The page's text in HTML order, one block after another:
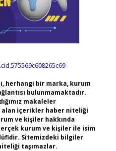
herhangi bir marka, kurum
bulunmamaktadır.
makaleler
alan içerikler haber niteliği
ve kişiler hakkında
kurum ve kişiler ile isim
Sitemizdeki bilgiler
taşımazlar.